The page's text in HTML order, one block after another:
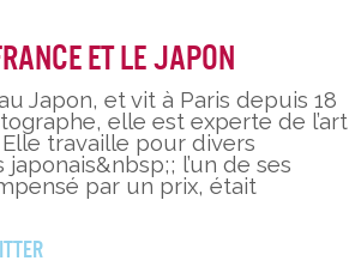
et le Japon
Japon, et vit à Paris depuis 18
elle est experte de l’art
travaille pour divers
l’un de ses
par un prix, était